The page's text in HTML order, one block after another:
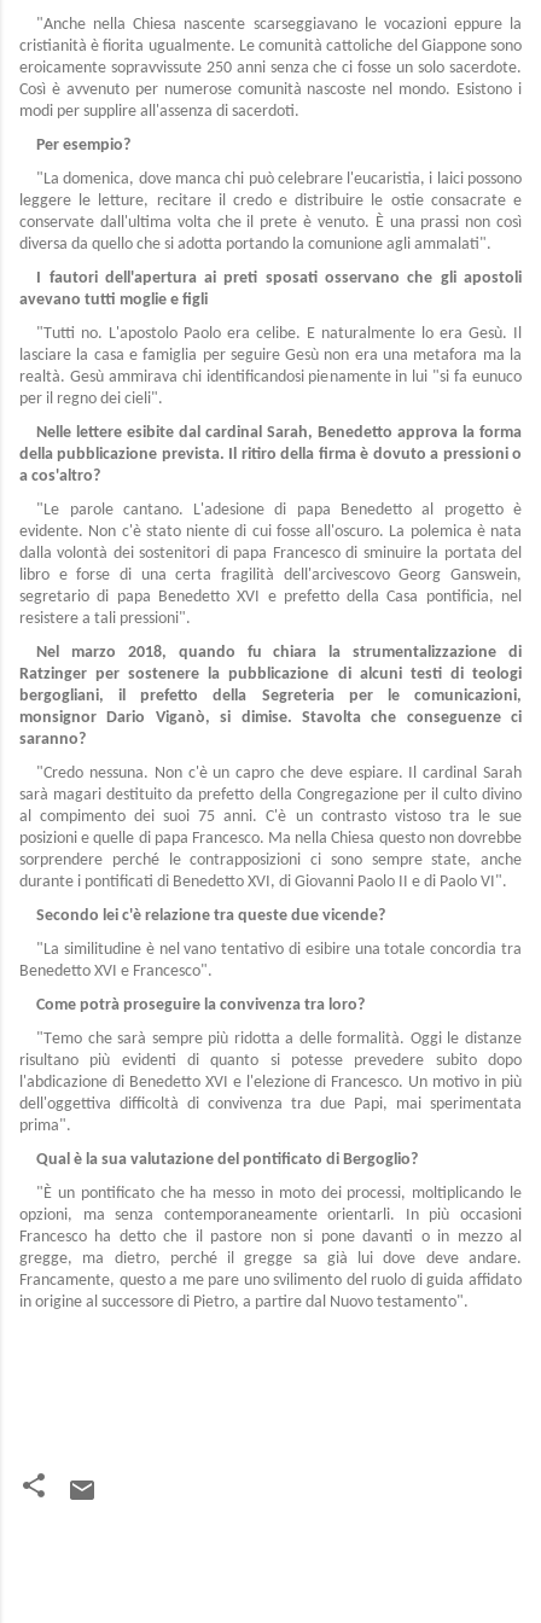
"Anche nella Chiesa nascente scarseggiavano le vocazioni eppure la
cristianità è fiorita ugualmente. Le comunità cattoliche del Giappone sono
eroicamente sopravvissute 250 anni senza che ci fosse un solo sacerdote.
Così è avvenuto per numerose comunità nascoste nel mondo. Esistono i
modi per supplire all'assenza di sacerdoti.
Per esempio?
"La domenica, dove manca chi può celebrare l'eucaristia, i laici possono
leggere le letture, recitare il credo e distribuire le ostie consacrate e
conservate dall'ultima volta che il prete è venuto. È una prassi non così
diversa da quello che si adotta portando la comunione agli ammalati".
I fautori dell'apertura ai preti sposati osservano che gli apostoli
avevano tutti moglie e figli
"Tutti no. L'apostolo Paolo era celibe. E naturalmente lo era Gesù. Il
lasciare la casa e famiglia per seguire Gesù non era una metafora ma la
realtà. Gesù ammirava chi identificandosi pienamente in lui "si fa eunuco
per il regno dei cieli".
Nelle lettere esibite dal cardinal Sarah, Benedetto approva la forma
della pubblicazione prevista. Il ritiro della firma è dovuto a pressioni o
a cos'altro?
"Le parole cantano. L'adesione di papa Benedetto al progetto è
evidente. Non c'è stato niente di cui fosse all'oscuro. La polemica è nata
dalla volontà dei sostenitori di papa Francesco di sminuire la portata del
libro e forse di una certa fragilità dell'arcivescovo Georg Ganswein,
segretario di papa Benedetto XVI e prefetto della Casa pontificia, nel
resistere a tali pressioni".
Nel marzo 2018, quando fu chiara la strumentalizzazione di
Ratzinger per sostenere la pubblicazione di alcuni testi di teologi
bergogliani, il prefetto della Segreteria per le comunicazioni,
monsignor Dario Viganò, si dimise. Stavolta che conseguenze ci
saranno?
"Credo nessuna. Non c'è un capro che deve espiare. Il cardinal Sarah
sarà magari destituito da prefetto della Congregazione per il culto divino
al compimento dei suoi 75 anni. C'è un contrasto vistoso tra le sue
posizioni e quelle di papa Francesco. Ma nella Chiesa questo non dovrebbe
sorprendere perché le contrapposizioni ci sono sempre state, anche
durante i pontificati di Benedetto XVI, di Giovanni Paolo II e di Paolo VI".
Secondo lei c'è relazione tra queste due vicende?
"La similitudine è nel vano tentativo di esibire una totale concordia tra
Benedetto XVI e Francesco".
Come potrà proseguire la convivenza tra loro?
"Temo che sarà sempre più ridotta a delle formalità. Oggi le distanze
risultano più evidenti di quanto si potesse prevedere subito dopo
l'abdicazione di Benedetto XVI e l'elezione di Francesco. Un motivo in più
dell'oggettiva difficoltà di convivenza tra due Papi, mai sperimentata
prima".
Qual è la sua valutazione del pontificato di Bergoglio?
"È un pontificato che ha messo in moto dei processi, moltiplicando le
opzioni, ma senza contemporaneamente orientarli. In più occasioni
Francesco ha detto che il pastore non si pone davanti o in mezzo al
gregge, ma dietro, perché il gregge sa già lui dove deve andare.
Francamente, questo a me pare uno svilimento del ruolo di guida affidato
in origine al successore di Pietro, a partire dal Nuovo testamento".